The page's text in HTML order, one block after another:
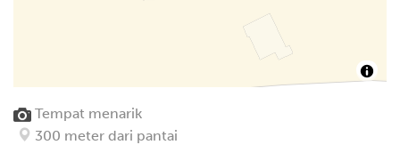
Tempat menarik
300 meter dari pantai